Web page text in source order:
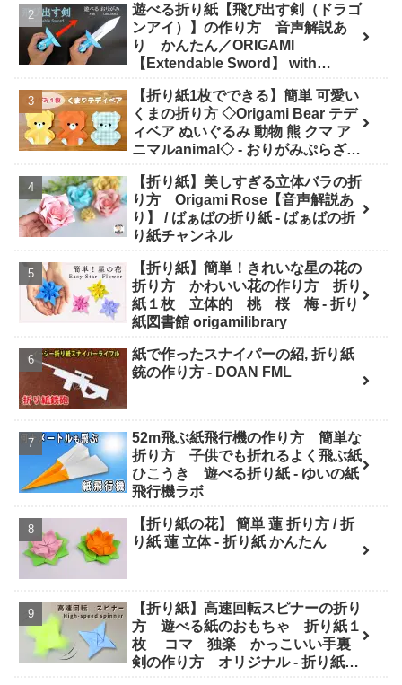
がみぷらざ Origami-plaza
遊べる折り紙【飛び出す剣（ドラゴ
ンアイ）】の作り方 音声解説あ
り かんたん／ORIGAMI
【Extendable Sword】 with
【折り紙1枚でできる】簡単 可愛い
くまの折り方 ◇Origami Bear テデ
ィベア ぬいぐるみ 動物 熊 クマ ア
ニマルanimal◇ - おりがみぷらざ
【折り紙】美しすぎる立体バラの折
り方 Origami Rose【音声解説あ
り】 / ばぁばの折り紙 - ばぁばの折
り紙チャンネル
【折り紙】簡単！きれいな星の花の
折り方 かわいい花の作り方 折り
紙１枚 立体的 桃 桜 梅 - 折り
紙図書館 origamilibrary
紙で作ったスナイパーの紹, 折り紙
銃の作り方 - DOAN FML
52m飛ぶ紙飛行機の作り方 簡単な
折り方 子供でも折れるよく飛ぶ紙
ひこうき 遊べる折り紙 - ゆいの紙
飛行機ラボ
【折り紙の花】 簡単 蓮 折り方 / 折
り紙 蓮 立体 - 折り紙 かんたん
【折り紙】高速回転スピナーの折り
方 遊べる紙のおもちゃ 折り紙１
枚 コマ 独楽 かっこいい手裏
剣の作り方 オリジナル - 折り紙図